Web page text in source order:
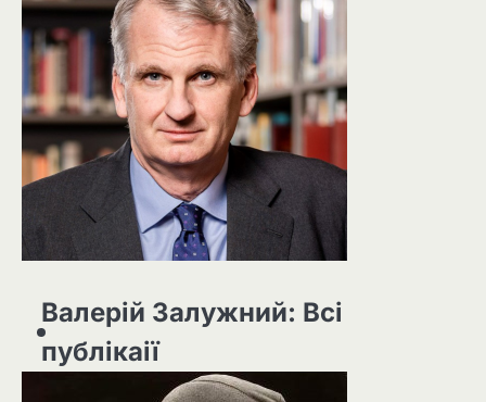
Валерій Залужний: Всі
публікаії